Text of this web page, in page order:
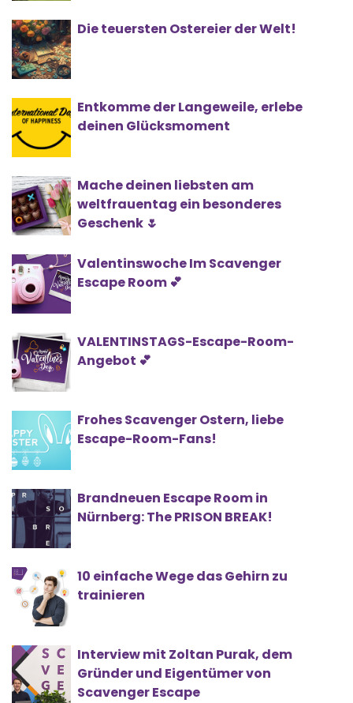
Die teuersten Ostereier der Welt!
Entkomme der Langeweile, erlebe
deinen Glücksmoment
Mache deinen liebsten am
weltfrauentag ein besonderes
Geschenk 🌷
Valentinswoche Im Scavenger
Escape Room 💕
VALENTINSTAGS-Escape-Room-
Angebot 💕
Frohes Scavenger Ostern, liebe
Escape-Room-Fans!
Brandneuen Escape Room in
Nürnberg: The PRISON BREAK!
10 einfache Wege das Gehirn zu
trainieren
Interview mit Zoltan Purak, dem
Gründer und Eigentümer von
Scavenger Escape